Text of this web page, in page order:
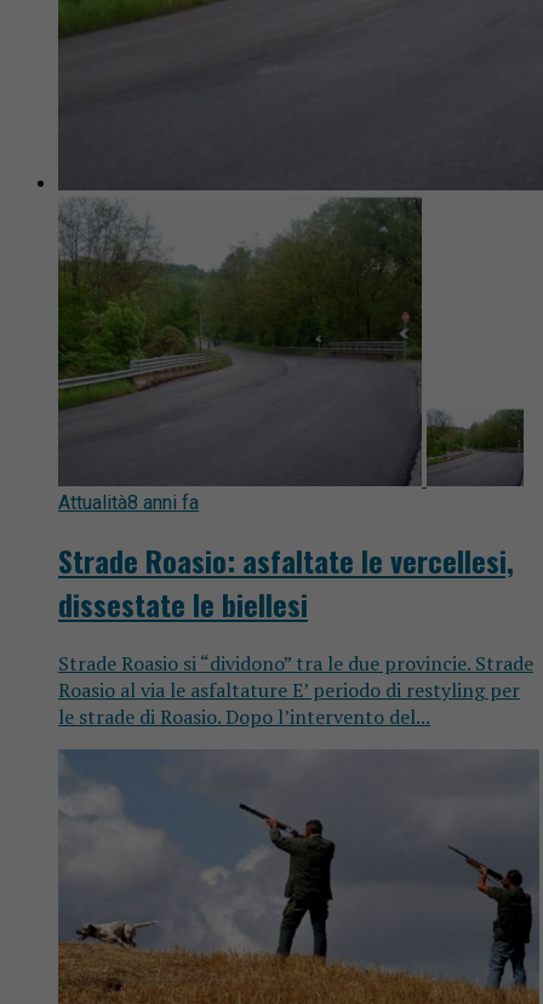
Attualità8 anni fa
Strade Roasio: asfaltate le vercellesi,
dissestate le biellesi
Strade Roasio si “dividono” tra le due provincie. Strade
Roasio al via le asfaltature E’ periodo di restyling per
le strade di Roasio. Dopo l’intervento del...